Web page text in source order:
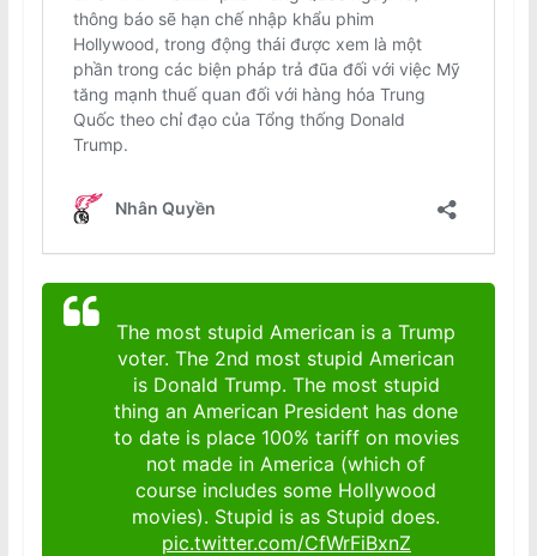
The most stupid American is a Trump
voter. The 2nd most stupid American
is Donald Trump. The most stupid
thing an American President has done
to date is place 100% tariff on movies
not made in America (which of
course includes some Hollywood
movies). Stupid is as Stupid does.
pic.twitter.com/CfWrFiBxnZ